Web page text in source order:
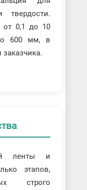
от 0,1 до 10
600 мм, в
ленты и
этапов,
строго